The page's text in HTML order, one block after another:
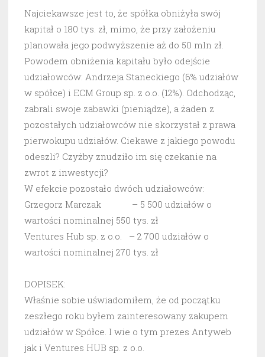
Najciekawsze jest to, że spółka obniżyła swój
kapitał o 180 tys. zł, mimo, że przy założeniu
planowała jego podwyższenie aż do 50 mln zł.
Powodem obniżenia kapitału było odejście
udziałowców: Andrzeja Staneckiego (6% udziałów
w spółce) i ECM Group sp. z o.o. (12%). Odchodząc,
zabrali swoje zabawki (pieniądze), a żaden z
pozostałych udziałowców nie skorzystał z prawa
pierwokupu udziałów. Ciekawe z jakiego powodu
odeszli? Czyżby znudziło im się czekanie na
zwrot z inwestycji?
W efekcie pozostało dwóch udziałowców:
Grzegorz Marczak – 5 500 udziałów o
wartości nominalnej 550 tys. zł
Ventures Hub sp. z o.o. – 2 700 udziałów o
wartości nominalnej 270 tys. zł
DOPISEK:
Właśnie sobie uświadomiłem, że od początku
zeszłego roku byłem zainteresowany zakupem
udziałów w Spółce. I wie o tym prezes Antyweb
jak i Ventures HUB sp. z o.o.